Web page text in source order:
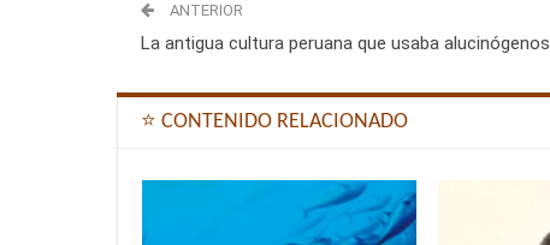
ANTERIOR
La antigua cultura peruana que usaba alucinógenos
⭐ CONTENIDO RELACIONADO